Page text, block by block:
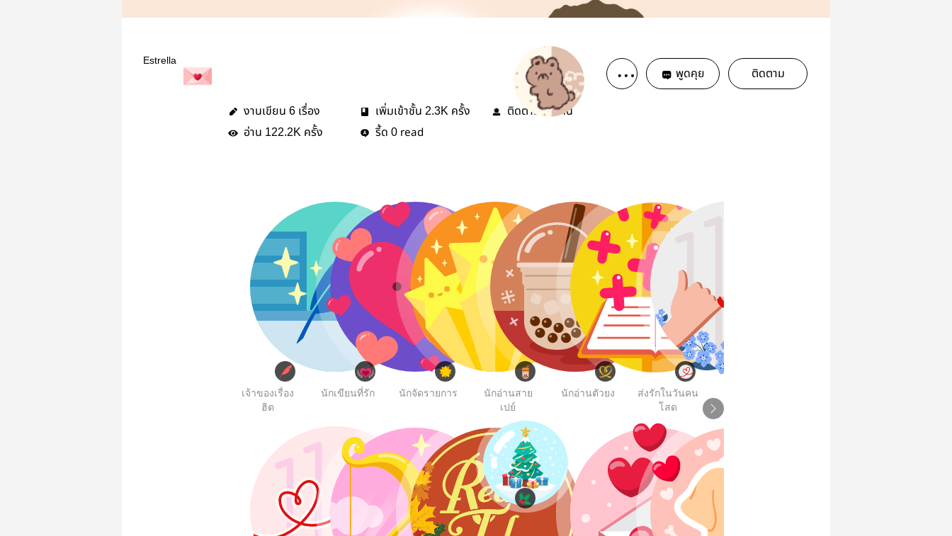
Estrella
พูดคุย ติดตาม
งานเขียน 6 เรื่อง เพิ่มเข้าชั้น 2.3K ครั้ง ติดตาม24คน
อ่าน 122.2K ครั้ง รี้ด 0 read
เจ้าของเรื่อง
ฮิต
นักเขียนที่รัก นักจัดรายการ
นักอ่านสาย
เปย์
นักอ่านตัวยง
ส่งรักในวันคน
โสด
ไวท์คริสต์มาส